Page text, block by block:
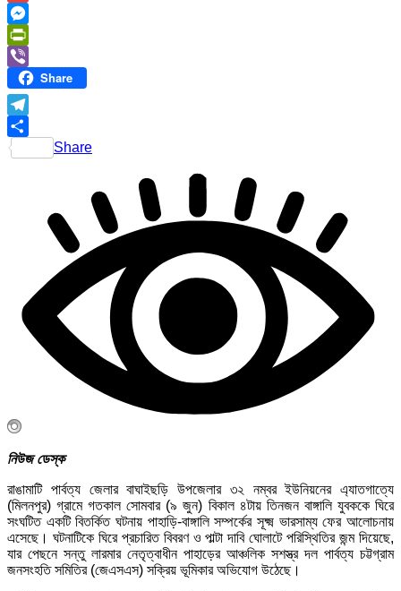
Link
Gmail
Messenger
PrintFriendly
ViberShare
Telegram
Share
নিউজ ডেস্ক
রাঙামাটি পার্বত্য জেলার বাঘাইছড়ি উপজেলার ৩২ নম্বর ইউনিয়নের এ্যাতগাত্যে
(মিলনপুর) গ্রামে গতকাল সোমবার (৯ জুন) বিকাল ৪টায় তিনজন বাঙ্গালি যুবককে ঘিরে
সংঘটিত একটি বিতর্কিত ঘটনায় পাহাড়ি-বাঙ্গালি সম্পর্কের সূক্ষ্ম ভারসাম্য ফের আলোচনায়
এসেছে। ঘটনাটিকে ঘিরে প্রচারিত বিবরণ ও পাল্টা দাবি ঘোলাটে পরিস্থিতির জন্ম দিয়েছে,
যার পেছনে সন্তু লারমার নেতৃত্বাধীন পাহাড়ের আঞ্চলিক সশস্ত্র দল পার্বত্য চট্টগ্রাম
জনসংহতি সমিতির (জেএসএস) সক্রিয় ভূমিকার অভিযোগ উঠেছে।